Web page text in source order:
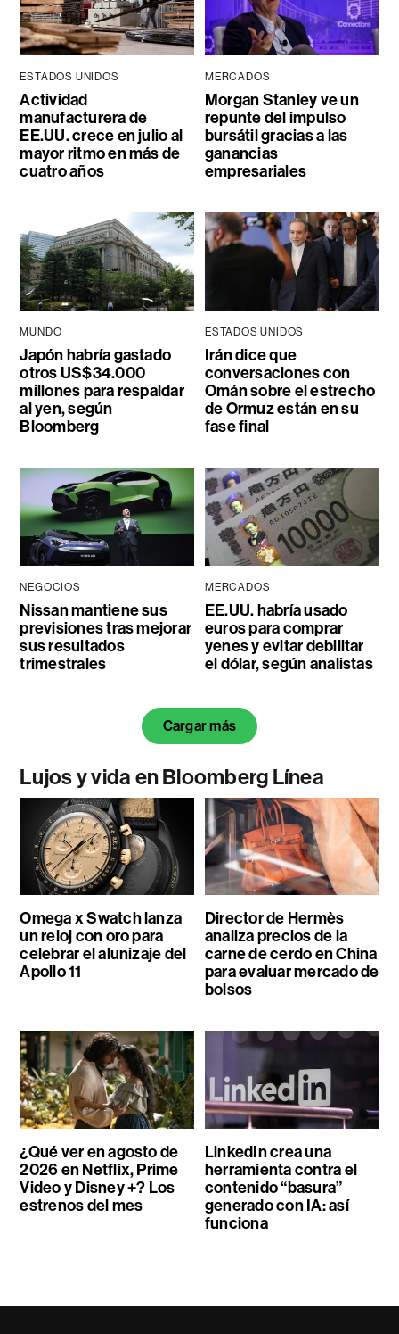
ESTADOS UNIDOS
Actividad
manufacturera de
EE.UU. crece en julio al
mayor ritmo en más de
cuatro años
MERCADOS
Morgan Stanley ve un
repunte del impulso
bursátil gracias a las
ganancias
empresariales
MUNDO
Japón habría gastado
otros US$34.000
millones para respaldar
al yen, según
Bloomberg
ESTADOS UNIDOS
Irán dice que
conversaciones con
Omán sobre el estrecho
de Ormuz están en su
fase final
NEGOCIOS
Nissan mantiene sus
previsiones tras mejorar
sus resultados
trimestrales
MERCADOS
EE.UU. habría usado
euros para comprar
yenes y evitar debilitar
el dólar, según analistas
Cargar más
Lujos y vida en Bloomberg Línea
Omega x Swatch lanza
un reloj con oro para
celebrar el alunizaje del
Apollo 11
Director de Hermès
analiza precios de la
carne de cerdo en China
para evaluar mercado de
bolsos
¿Qué ver en agosto de
2026 en Netflix, Prime
Video y Disney +? Los
estrenos del mes
LinkedIn crea una
herramienta contra el
contenido “basura”
generado con IA: así
funciona